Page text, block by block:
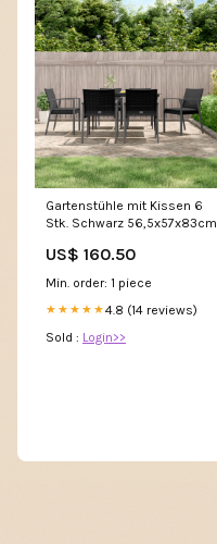
Gartenstühle mit Kissen 6
Stk. Schwarz 56,5x57x83cm
type_Esszimmertische
US$ 160.50
Min. order: 1 piece
★★★★★4.8 (14 reviews)
Sold : Login>>